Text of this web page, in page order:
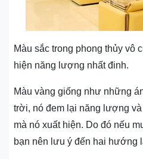
Màu sắc trong phong thủy vô
hiện năng lượng nhất đinh.
Màu vàng giống như những
trời, nó đem lại năng lượng
mà nó xuất hiện. Do đó nếu
bạn nên lưu ý đến hai hướng